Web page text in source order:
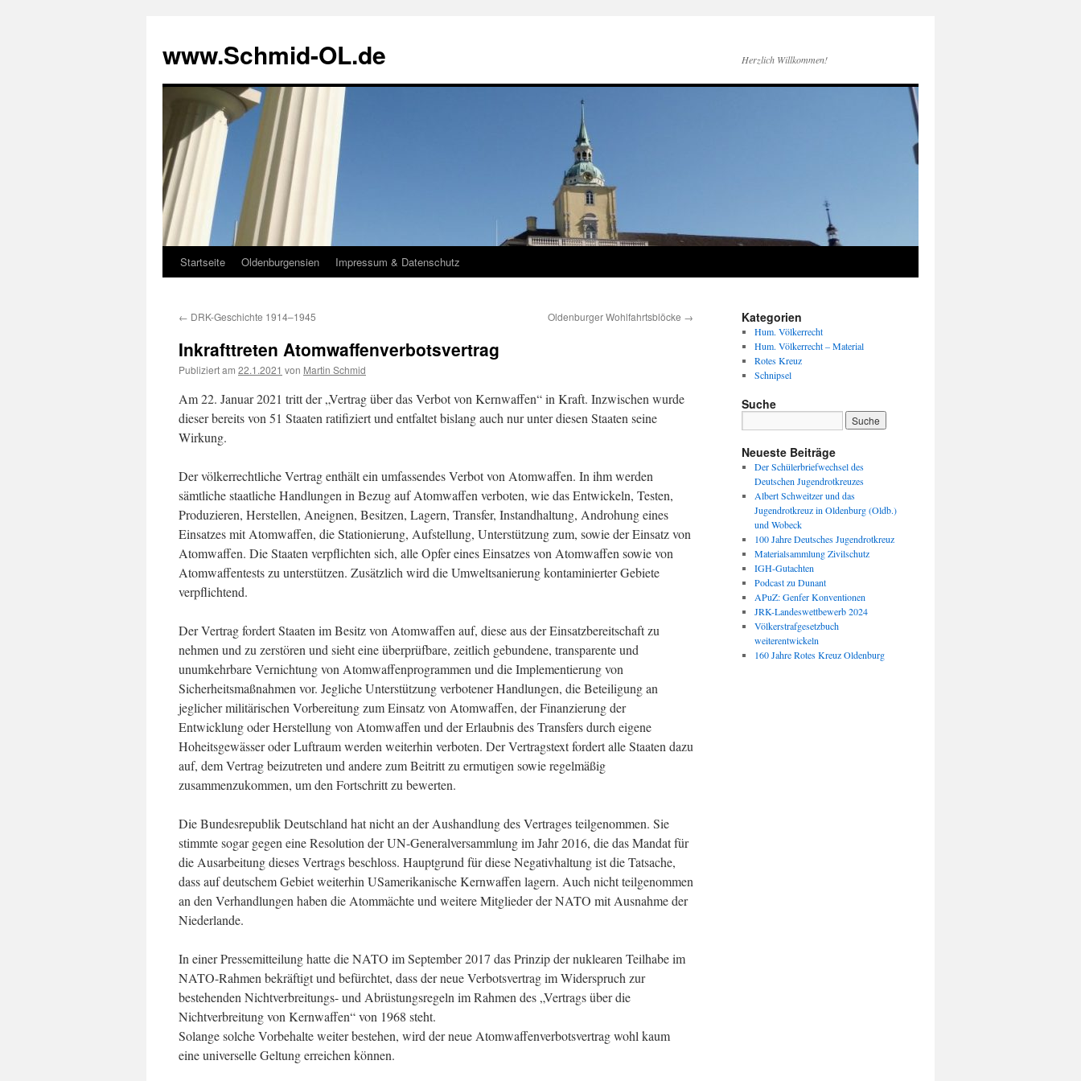
www.Schmid-OL.de Herzlich Willkommen!
Zum
springen
Startseite Oldenburgensien Impressum & Datenschutz
← DRK-Geschichte 1914–1945 Oldenburger Wohlfahrtsblöcke →
Inkrafttreten Atomwaffenverbotsvertrag
Publiziert am 22.1.2021 von Martin Schmid
Am 22. Januar 2021 tritt der „Vertrag über das Verbot von Kernwaffen“ in Kraft. Inzwischen wurde
dieser bereits von 51 Staaten ratifiziert und entfaltet bislang auch nur unter diesen Staaten seine
Wirkung.
Der völkerrechtliche Vertrag enthält ein umfassendes Verbot von Atomwaffen. In ihm werden
sämtliche staatliche Handlungen in Bezug auf Atomwaffen verboten, wie das Entwickeln, Testen,
Produzieren, Herstellen, Aneignen, Besitzen, Lagern, Transfer, Instandhaltung, Androhung eines
Einsatzes mit Atomwaffen, die Stationierung, Aufstellung, Unterstützung zum, sowie der Einsatz von
Atomwaffen. Die Staaten verpflichten sich, alle Opfer eines Einsatzes von Atomwaffen sowie von
Atomwaffentests zu unterstützen. Zusätzlich wird die Umweltsanierung kontaminierter Gebiete
verpflichtend.
Der Vertrag fordert Staaten im Besitz von Atomwaffen auf, diese aus der Einsatzbereitschaft zu
nehmen und zu zerstören und sieht eine überprüfbare, zeitlich gebundene, transparente und
unumkehrbare Vernichtung von Atomwaffenprogrammen und die Implementierung von
Sicherheitsmaßnahmen vor. Jegliche Unterstützung verbotener Handlungen, die Beteiligung an
jeglicher militärischen Vorbereitung zum Einsatz von Atomwaffen, der Finanzierung der
Entwicklung oder Herstellung von Atomwaffen und der Erlaubnis des Transfers durch eigene
Hoheitsgewässer oder Luftraum werden weiterhin verboten. Der Vertragstext fordert alle Staaten dazu
auf, dem Vertrag beizutreten und andere zum Beitritt zu ermutigen sowie regelmäßig
zusammenzukommen, um den Fortschritt zu bewerten.
Die Bundesrepublik Deutschland hat nicht an der Aushandlung des Vertrages teilgenommen. Sie
stimmte sogar gegen eine Resolution der UN-Generalversammlung im Jahr 2016, die das Mandat für
die Ausarbeitung dieses Vertrags beschloss. Hauptgrund für diese Negativhaltung ist die Tatsache,
dass auf deutschem Gebiet weiterhin USamerikanische Kernwaffen lagern. Auch nicht teilgenommen
an den Verhandlungen haben die Atommächte und weitere Mitglieder der NATO mit Ausnahme der
Niederlande.
In einer Pressemitteilung hatte die NATO im September 2017 das Prinzip der nuklearen Teilhabe im
NATO-Rahmen bekräftigt und befürchtet, dass der neue Verbotsvertrag im Widerspruch zur
bestehenden Nichtverbreitungs- und Abrüstungsregeln im Rahmen des „Vertrags über die
Nichtverbreitung von Kernwaffen“ von 1968 steht.
Solange solche Vorbehalte weiter bestehen, wird der neue Atomwaffenverbotsvertrag wohl kaum
eine universelle Geltung erreichen können.
Kategorien
Hum. Völkerrecht
Hum. Völkerrecht – Material
Rotes Kreuz
Schnipsel
Suche
Neueste Beiträge
Der Schülerbriefwechsel des
Deutschen Jugendrotkreuzes
Albert Schweitzer und das
Jugendrotkreuz in Oldenburg (Oldb.)
und Wobeck
100 Jahre Deutsches Jugendrotkreuz
Materialsammlung Zivilschutz
IGH-Gutachten
Podcast zu Dunant
APuZ: Genfer Konventionen
JRK-Landeswettbewerb 2024
Völkerstrafgesetzbuch
weiterentwickeln
160 Jahre Rotes Kreuz Oldenburg